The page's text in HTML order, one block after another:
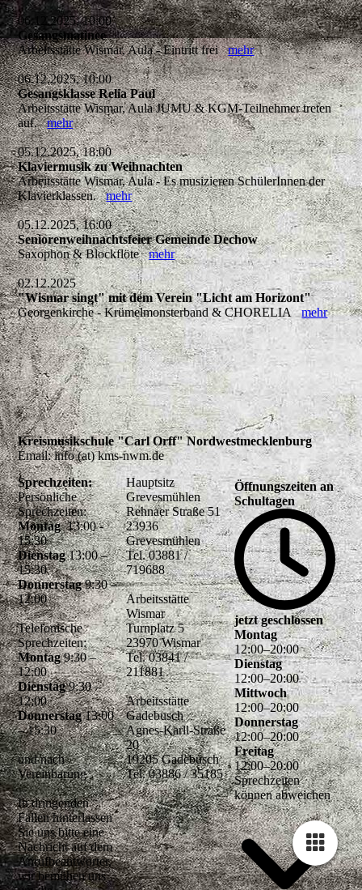
06.12.2025, 10:00
Gesangsmatinee
Arbeitsstätte Wismar, Aula - Eintritt freimehr
06.12.2025, 10:00
Gesangsklasse Relia Paul
Arbeitsstätte Wismar, Aula JUMU & KGM-Teilnehmer treten
auf.mehr
05.12.2025, 18:00
Klaviermusik zu Weihnachten
Arbeitsstätte Wismar, Aula - Es musizieren SchülerInnen der
Klavierklassen.mehr
05.12.2025, 16:00
Seniorenweihnachtsfeier Gemeinde Dechow
Saxophon & Blockflötemehr
02.12.2025
"Wismar singt" mit dem Verein "Licht am Horizont"
Georgenkirche - Krümelmonsterband & CHORELIAmehr
Kreismusikschule "Carl Orff" Nordwestmecklenburg
Email: info (at) kms-nwm.de
Sprechzeiten:
Persönliche
Sprechzeiten:
Montag13:00 -
15:30
Dienstag13:00 –
15:30
Donnerstag9:30 –
12.00
Telefonische
Sprechzeiten:
Montag9:30 –
12:00
Dienstag9:30 –
12:00
Donnerstag13:00
– 15:30
und nach
Vereinbarung
In dringenden
Fällen hinterlassen
Sie uns bitte eine
Nachricht auf dem
Anrufbeantworter,
wir bemühen uns
Hauptsitz
Grevesmühlen
Rehnaer Straße 51
23936
Grevesmühlen
Tel. 03881 /
719688
Arbeitsstätte
Wismar
Turnplatz 5
23970 Wismar
Tel. 03841 /
211881
Arbeitsstätte
Gadebusch
Agnes-Karll-Straße
20
19205 Gadebusch
Tel. 03886 / 35185
Öffnungszeiten an
Schultagen
jetzt geschlossen
Montag
12:00–20:00
Dienstag
12:00–20:00
Mittwoch
12:00–20:00
Donnerstag
12:00–20:00
Freitag
12:00–20:00
Sprechzeiten
können abweichen